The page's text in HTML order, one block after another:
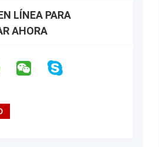
LÍNEA PARA
AHORA